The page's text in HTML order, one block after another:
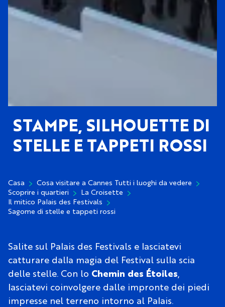
STAMPE, SILHOUETTE DI
STELLE E TAPPETI ROSSI
Casa
Cosa visitare a Cannes Tutti i luoghi da vedere
Scoprire i quartieri
La Croisette
Il mitico Palais des Festivals
Sagome di stelle e tappeti rossi
Salite sul Palais des Festivals e lasciatevi
catturare dalla magia del Festival sulla scia
delle stelle. Con lo Chemin des Étoiles
lasciatevi coinvolgere dalle impronte dei piedi
impresse nel terreno intorno al Palais.